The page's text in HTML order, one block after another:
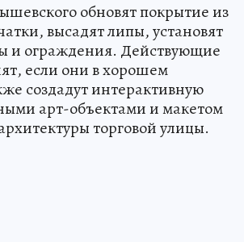
обновят покрытие из
высадят липы, установят
и ограждения. Действующие
если они в хорошем
создадут интерактивную
арт-объектами и макетом
торговой улицы.